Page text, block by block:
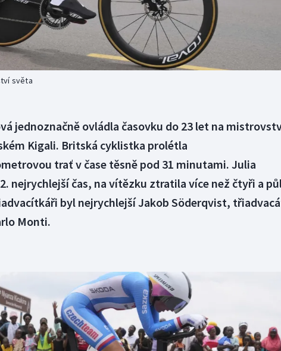
světa
jednoznačně ovládla časovku do 23 let na
Kigali. Britská cyklistka prolétla
trať v čase těsně pod 31 minutami. Julia
nejrychlejší čas, na vítězku ztratila více než čtyři a
byl nejrychlejší Jakob Söderqvist,
Monti.